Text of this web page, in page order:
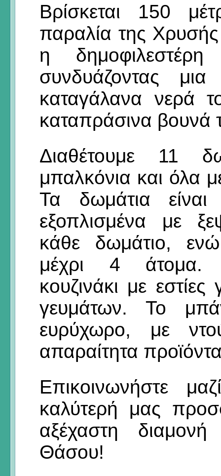
Βρίσκεται 150
παραλία της
η
συνδυάζοντας
καταγάλανα νερά
καταπράσινα βουνά
Διαθέτουμε 11
μπαλκόνια και όλα
Τα δωμάτια
εξοπλισμένα με
κάθε δωμάτιο,
μέχρι 4 άτομα.
κουζινάκι με
γευμάτων. Το
ευρύχωρο, με
απαραίτητα
Επικοινωνήστε
καλύτερή μας
αξέχαστη
Θάσου!